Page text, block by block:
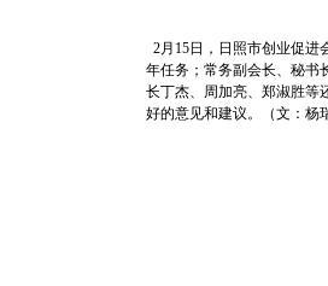
2月15日，日照市创业促进
年任务；常务副会长、秘书
长丁杰、周加亮、郑淑胜等
好的意见和建议。（文：杨